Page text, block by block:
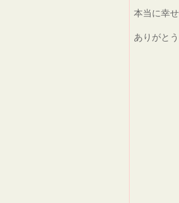
本当に幸
ありがと